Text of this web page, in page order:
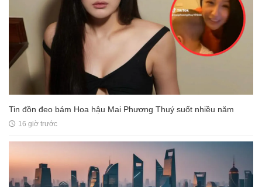
Tin đồn đeo bám Hoa hậu Mai Phương Thuý suốt nhiều năm
16 giờ trước